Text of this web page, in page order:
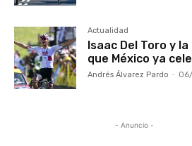
Actualidad
Isaac Del Toro y
que México ya
Andrés Álvarez Pardo -
- Anuncio -